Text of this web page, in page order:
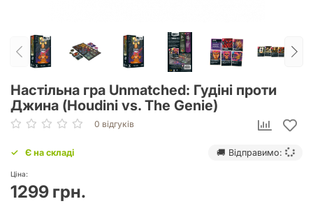
Настільна гра Unmatched: Гудіні проти
Джина (Houdini vs. The Genie)
0 відгуків
Є на складі 🚚 Відправимо:
Ціна:
1299 грн.